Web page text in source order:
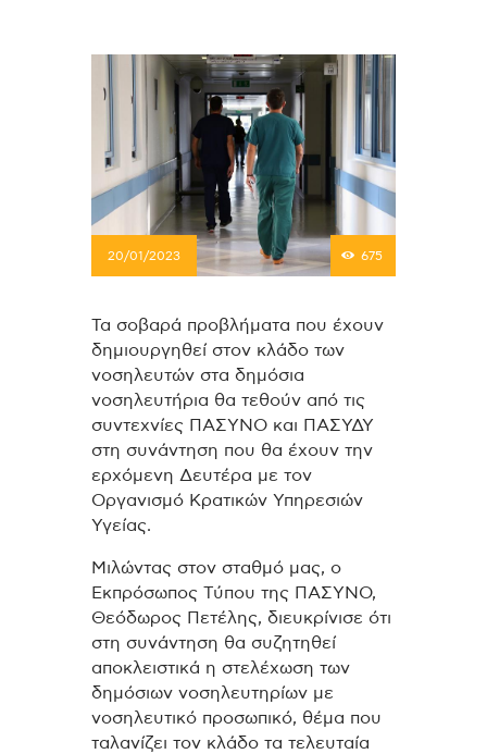
20/01/2023 675
Τα σοβαρά προβλήματα που έχουν
δημιουργηθεί στον κλάδο των
νοσηλευτών στα δημόσια
νοσηλευτήρια θα τεθούν από τις
συντεχνίες ΠΑΣΥΝΟ και ΠΑΣΥΔΥ
στη συνάντηση που θα έχουν την
ερχόμενη Δευτέρα με τον
Οργανισμό Κρατικών Υπηρεσιών
Υγείας.
Μιλώντας στον σταθμό μας, ο
Εκπρόσωπος Τύπου της ΠΑΣΥΝΟ,
Θεόδωρος Πετέλης, διευκρίνισε ότι
στη συνάντηση θα συζητηθεί
αποκλειστικά η στελέχωση των
δημόσιων νοσηλευτηρίων με
νοσηλευτικό προσωπικό, θέμα που
ταλανίζει τον κλάδο τα τελευταία